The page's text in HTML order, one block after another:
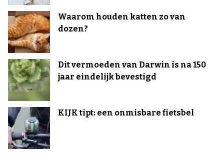
Waarom houden katten zo van
dozen?
Dit vermoeden van Darwin is na 150
jaar eindelijk bevestigd
KIJK tipt: een onmisbare fietsbel